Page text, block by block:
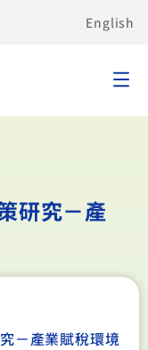
English
研究－產
－產業賦稅環境